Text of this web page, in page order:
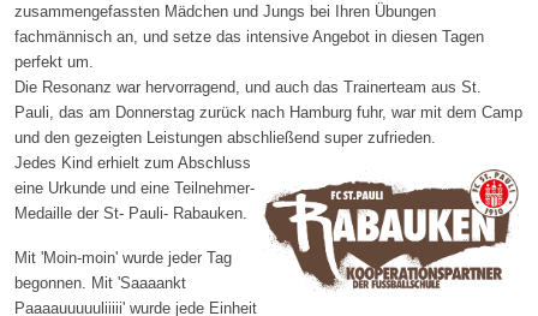
zusammengefassten Mädchen und Jungs bei Ihren Übungen
fachmännisch an, und setze das intensive Angebot in diesen Tagen
perfekt um.
Die Resonanz war hervorragend, und auch das Trainerteam aus St.
Pauli, das am Donnerstag zurück nach Hamburg fuhr, war mit dem Camp
und den gezeigten Leistungen abschließend super zufrieden.
Jedes Kind erhielt zum Abschluss
eine Urkunde und eine Teilnehmer-
Medaille der St- Pauli- Rabauken.
Mit 'Moin-moin' wurde jeder Tag
begonnen. Mit 'Saaaankt
Paaaauuuuuliiiii' wurde jede Einheit